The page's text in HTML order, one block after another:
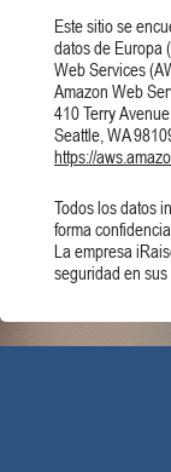
Este sitio se
datos de Europa
Web Services
Amazon Web
410 Terry Avenue
Seattle, WA
https://
Todos los datos
forma
La empresa
seguridad en sus